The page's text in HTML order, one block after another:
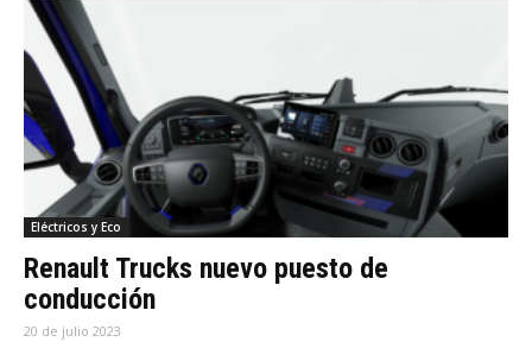
Eléctricos y Eco
Renault Trucks nuevo puesto de
conducción
20 de julio 2023